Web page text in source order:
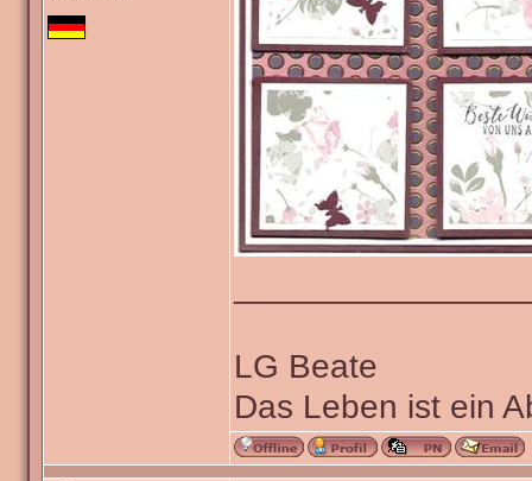
LG Beate
Das Leben ist ein